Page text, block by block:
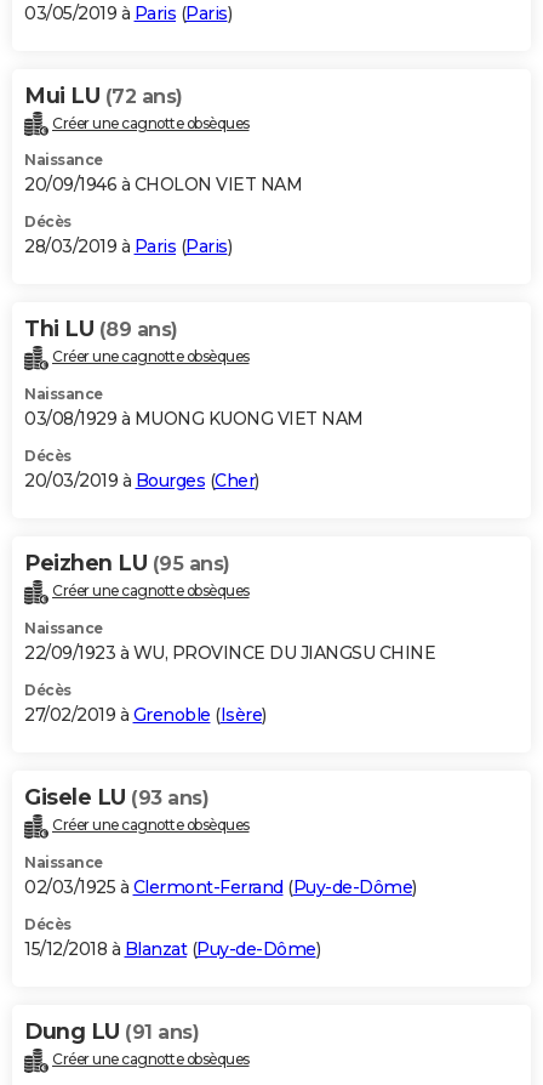
03/05/2019 à Paris (Paris)
Mui LU (72 ans)
Créer une cagnotte obsèques
Naissance
20/09/1946 à CHOLON VIET NAM
Décès
28/03/2019 à Paris (Paris)
Thi LU (89 ans)
Créer une cagnotte obsèques
Naissance
03/08/1929 à MUONG KUONG VIET NAM
Décès
20/03/2019 à Bourges (Cher)
Peizhen LU (95 ans)
Créer une cagnotte obsèques
Naissance
22/09/1923 à WU, PROVINCE DU JIANGSU CHINE
Décès
27/02/2019 à Grenoble (Isère)
Gisele LU (93 ans)
Créer une cagnotte obsèques
Naissance
02/03/1925 à Clermont-Ferrand (Puy-de-Dôme)
Décès
15/12/2018 à Blanzat(Puy-de-Dôme)
Dung LU (91 ans)
Créer une cagnotte obsèques